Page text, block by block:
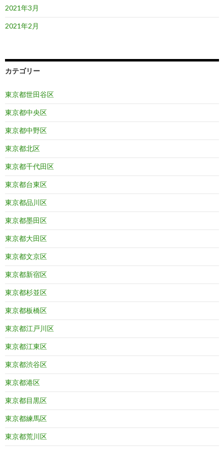
2021年3月
2021年2月
カテゴリー
東京都世田谷区
東京都中央区
東京都中野区
東京都北区
東京都千代田区
東京都台東区
東京都品川区
東京都墨田区
東京都大田区
東京都文京区
東京都新宿区
東京都杉並区
東京都板橋区
東京都江戸川区
東京都江東区
東京都渋谷区
東京都港区
東京都目黒区
東京都練馬区
東京都荒川区